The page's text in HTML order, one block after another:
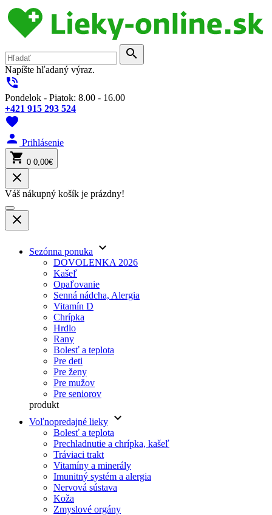
search
Napíšte hľadaný výraz.
phone_in_talk
Pondelok - Piatok: 8.00 - 16.00
+421 915 293 524
favorite
person Prihlásenie
shopping_cart 0 0,00€
close
Váš nákupný košík je prázdny!
close
Sezónna ponuka keyboard_arrow_down
DOVOLENKA 2026
Kašeľ
Opaľovanie
Senná nádcha, Alergia
Vitamín D
Chrípka
Hrdlo
Rany
Bolesť a teplota
Pre deti
Pre ženy
Pre mužov
Pre seniorov
produkt
Voľnopredajné lieky keyboard_arrow_down
Bolesť a teplota
Prechladnutie a chrípka, kašeľ
Tráviaci trakt
Vitamíny a minerály
Imunitný systém a alergia
Nervová sústava
Koža
Zmyslové orgány